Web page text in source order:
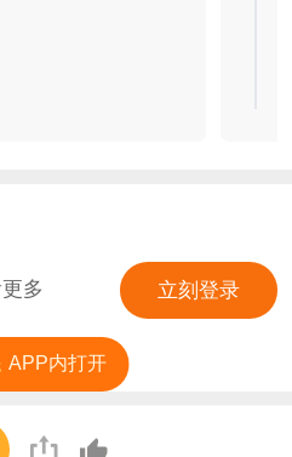
多 立刻登录
APP内打开